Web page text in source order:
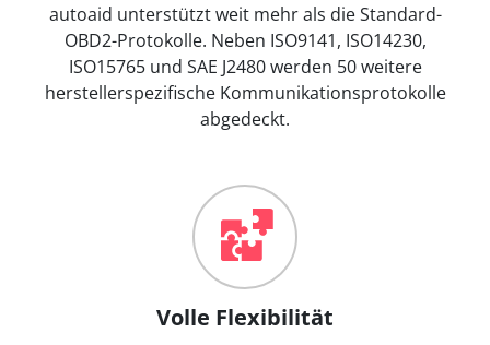
autoaid unterstützt weit mehr als die Standard-
OBD2-Protokolle. Neben ISO9141, ISO14230,
ISO15765 und SAE J2480 werden 50 weitere
herstellerspezifische Kommunikationsprotokolle
abgedeckt.
Volle Flexibilität